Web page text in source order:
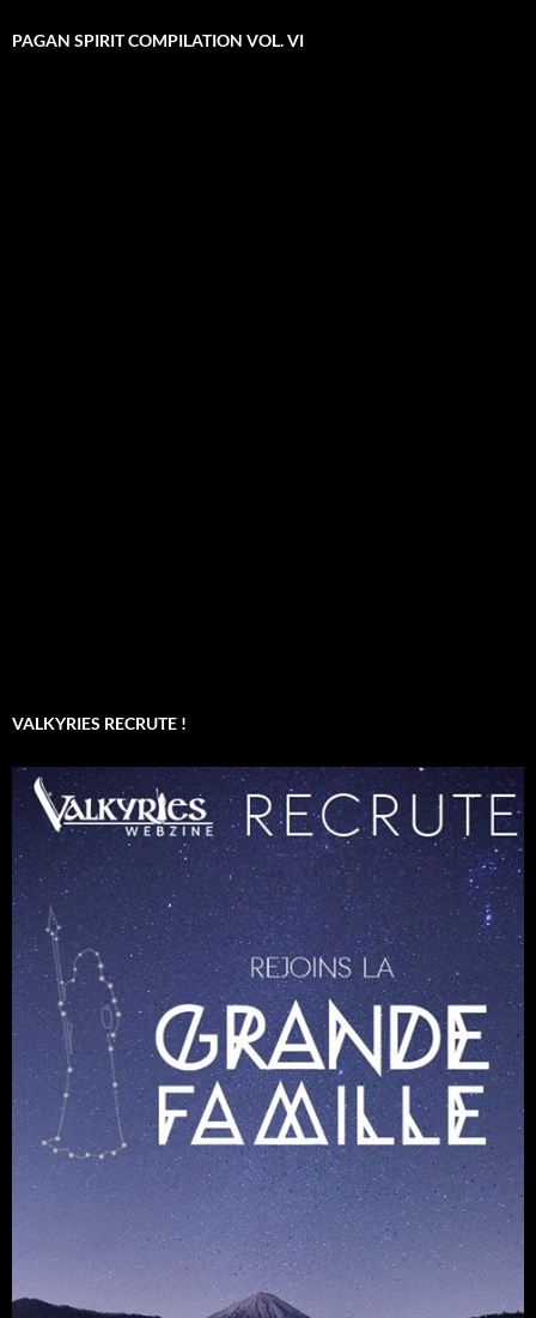
PAGAN SPIRIT COMPILATION VOL. VI
VALKYRIES RECRUTE !